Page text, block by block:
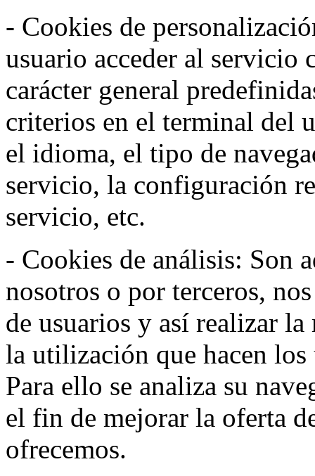
- Cookies de
usuario acceder al servicio
carácter general
criterios en el terminal del
el idioma, el tipo de
servicio, la configuración
servicio, etc.
- Cookies de análisis: Son
nosotros o por terceros,
de usuarios y así realizar
la utilización que hacen
Para ello se analiza su
el fin de mejorar la oferta
ofrecemos.